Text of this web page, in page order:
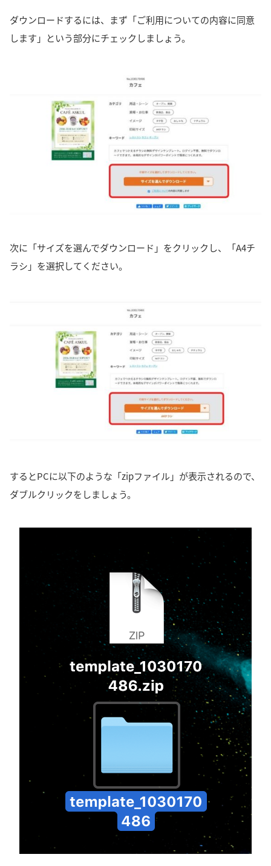
ダウンロードするには、まず「ご利用についての内容に同意
します」という部分にチェックしましょう。
次に「サイズを選んでダウンロード」をクリックし、「A4チ
ラシ」を選択してください。
するとPCに以下のような「zipファイル」が表示されるので、
ダブルクリックをしましょう。